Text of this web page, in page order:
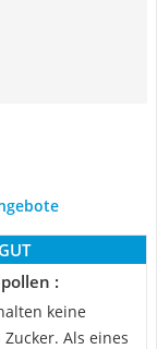
:
keine
Als eines